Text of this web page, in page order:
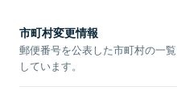
市町村変更情報
郵便番号を公表した市町村の一
しています。